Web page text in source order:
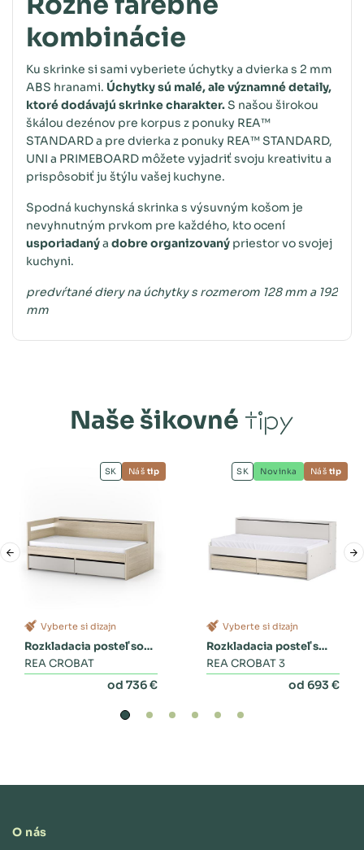
kombinácie
Ku skrinke si sami vyberiete úchytky a dvierka s 2 mm
ABS hranami. Úchytky sú malé, ale významné detaily,
ktoré dodávajú skrinke charakter.S našou širokou
škálou dezénov pre korpus z ponuky REA™
STANDARD a pre dvierka z ponuky REA™ STANDARD,
UNI a PRIMEBOARD môžete vyjadriť svoju kreativitu a
prispôsobiť ju štýlu vašej kuchyne.
Spodná kuchynská skrinka s výsuvným košom je
nevyhnutným prvkom pre každého, kto ocení
usporiadanýa dobre organizovaný priestor vo svojej
kuchyni.
predvŕtané diery na úchytky s rozmerom 128 mm a 192
mm
Naše šikovné tipy
Vyberte si dizajn
Rozkladacia posteľ so
zásuvkami
REA CROBAT
od 736 €
SK Náš tip
Vyberte si dizajn
Rozkladacia posteľ s
dvoma zásuvkami a
REA CROBAT 3
od 693 €
SK Novinka Náš tip
O nás